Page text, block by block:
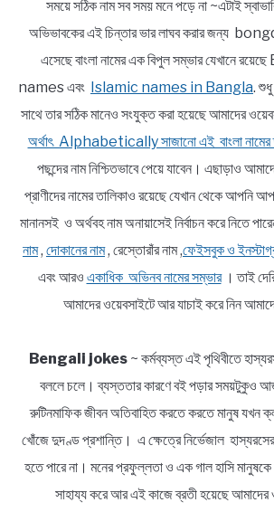
সময়ে সঠিক নাম সব সময় মনে পড়ে না ~এটাই
অভিভাবকের এই চিন্তার ভার লাঘব করার জন্য
এসেছে বাংলা নামের এক বিপুল সম্ভার যেখানে
names এবং Islamic names in Bangla. শুধু
সাথে তার সঠিক মানেও সংযুক্ত করা হয়েছে আমাদের
অর্থাৎ Alphabetically সাজানো এই বাংলা নামের
পছন্দের নাম নিশ্চিতভাবে পেয়ে যাবেন। এছাড়াও
প্রাণীদের নামের তালিকাও রয়েছে যেখান থেকে আপনি
মানানসই ও অর্থবহ নাম অনায়াসেই নির্বাচন করে নিতে
নাম, দোকানের নাম, রেস্তোরাঁর নাম ,ফেইসবুক ও
এবং আরও একাধিক অভিনব নামের সম্ভার। তাই
আমাদের ওয়েবসাইটে আর যাচাই করে নিন
Bengali jokes~ কর্মব্যস্ত এই পৃথিবীতে
বললে চলে। ব্যস্ততার কারণে বই পড়ার সময়টুকুও
রুটিনমাফিক জীবন অতিবাহিত করতে করতে মানুষ যখন
খোঁজে দুদণ্ড প্রশান্তি। এ ক্ষেত্রে নির্ভেজাল
হতে পারে না। মনের প্রফুল্লতা ও এক গাল হাসি
সাহায্য করে আর এই কাজে ব্রতী হয়েছে আমাদের